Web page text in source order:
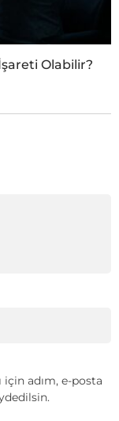
Olabilir?
adım, e-posta